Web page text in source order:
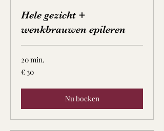
Hele gezicht +
wenkbrauwen epileren
20 min.
30
euro
€ 30
Nu boeken